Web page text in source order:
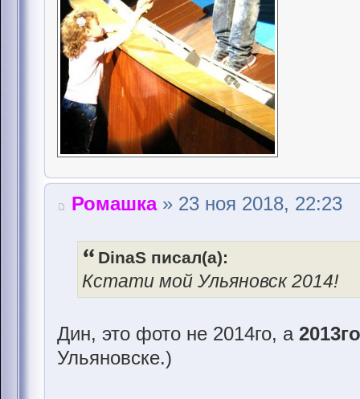
Ромашка» 23 ноя 2018, 22:23
DinaS писал(а):
Кстати мой Ульяновск 2014!
Дин, это фото не 2014го, а 2013го
Ульяновске.)